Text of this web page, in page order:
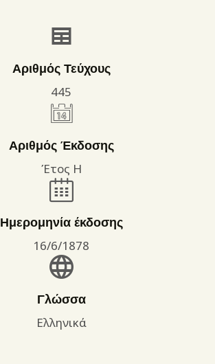
Αριθμός Τεύχους
445
Αριθμός Έκδοσης
Έτος Η
Ημερομηνία έκδοσης
16/6/1878
Γλώσσα
Ελληνικά